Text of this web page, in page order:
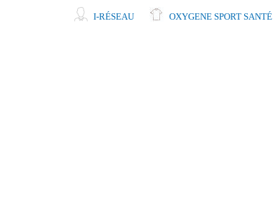
I-RÉSEAU OXYGENE SPORT SANTÉ